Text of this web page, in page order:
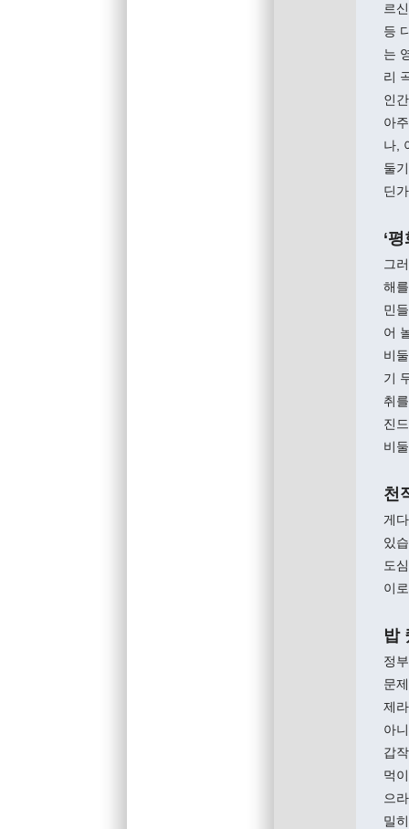
르
등
는
리
인
아
나,
둘
딘
‘
그
해
민
어
비
기
취
진
비
천
게
있
도
이
밥
정
문
제
아
갑
먹
으
밀